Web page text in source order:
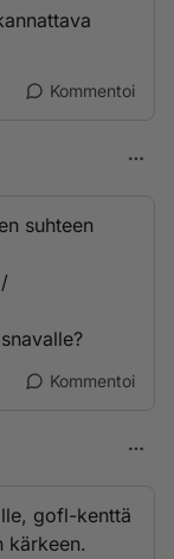
Kommentoi
suhteen
Kommentoi
gofl-kenttä
kärkeen.